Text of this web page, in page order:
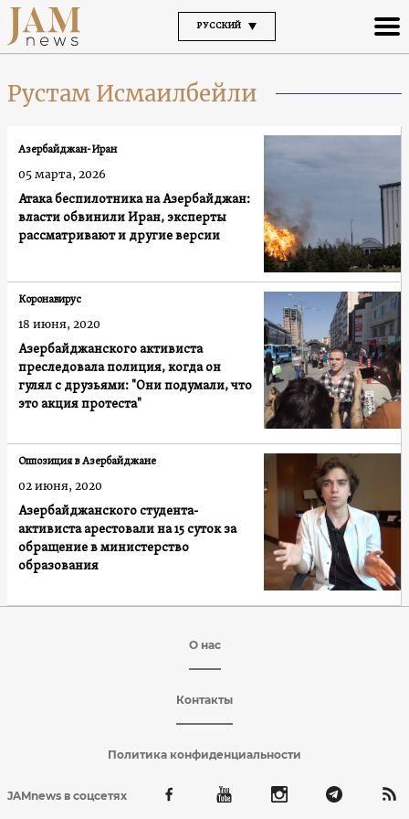
РУССКИЙ
Рустам Исмаилбейли
Атака беспилотника на Азербайджан:
власти обвинили Иран, эксперты
рассматривают и другие версии
Азербайджан-Иран
05 марта, 2026
Азербайджанского активиста
преследовала полиция, когда он
гулял с друзьями: "Они подумали, что
это акция протеста"
Коронавирус
18 июня, 2020
Азербайджанского студента-
активиста арестовали на 15 суток за
обращение в министерство
образования
Оппозиция в Азербайджане
02 июня, 2020
О нас
Контакты
Политика конфиденциальности
JAMnews в соцсетях